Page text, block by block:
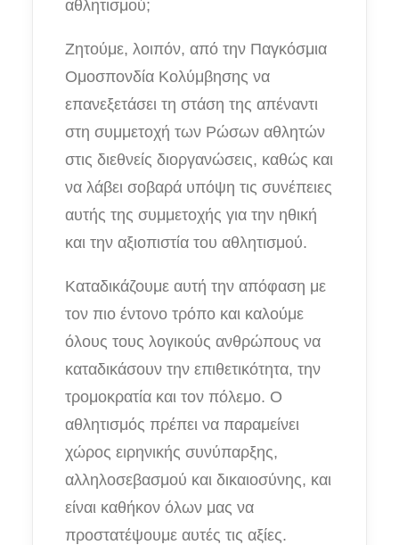
αθλητισμού;
Ζητούμε, λοιπόν, από την Παγκόσμια
Ομοσπονδία Κολύμβησης να
επανεξετάσει τη στάση της απέναντι
στη συμμετοχή των Ρώσων αθλητών
στις διεθνείς διοργανώσεις, καθώς και
να λάβει σοβαρά υπόψη τις συνέπειες
αυτής της συμμετοχής για την ηθική
και την αξιοπιστία του αθλητισμού.
Καταδικάζουμε αυτή την απόφαση με
τον πιο έντονο τρόπο και καλούμε
όλους τους λογικούς ανθρώπους να
καταδικάσουν την επιθετικότητα, την
τρομοκρατία και τον πόλεμο. Ο
αθλητισμός πρέπει να παραμείνει
χώρος ειρηνικής συνύπαρξης,
αλληλοσεβασμού και δικαιοσύνης, και
είναι καθήκον όλων μας να
προστατέψουμε αυτές τις αξίες.